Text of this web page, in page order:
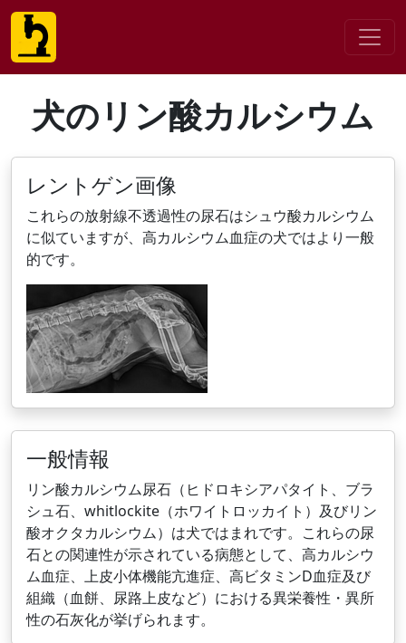
犬のリン酸カルシウム
レントゲン画像
これらの放射線不透過性の尿石はシュウ酸カルシウム
に似ていますが、高カルシウム血症の犬ではより一般
的です。
一般情報
リン酸カルシウム尿石（ヒドロキシアパタイト、ブラ
シュ石、whitlockite（ホワイトロッカイト）及びリン
酸オクタカルシウム）は犬ではまれです。これらの尿
石との関連性が示されている病態として、高カルシウ
ム血症、上皮小体機能亢進症、高ビタミンD血症及び
組織（血餅、尿路上皮など）における異栄養性・異所
性の石灰化が挙げられます。